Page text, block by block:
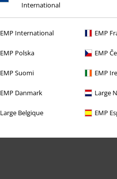
International
EMP International EMP
EMP Polska EMP
EMP Suomi EMP
EMP Danmark Large
Large Belgique EMP